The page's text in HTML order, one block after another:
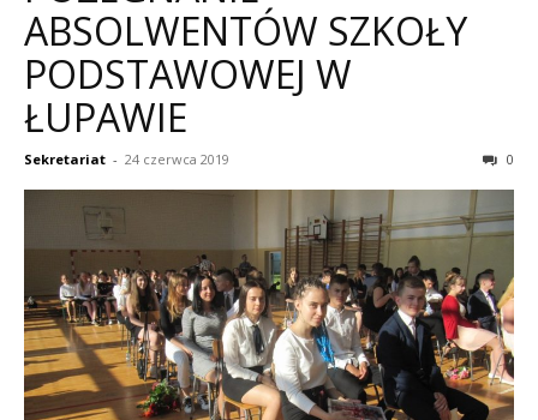
ABSOLWENTÓW SZKOŁY
PODSTAWOWEJ W
ŁUPAWIE
Sekretariat - 24 czerwca 2019 0